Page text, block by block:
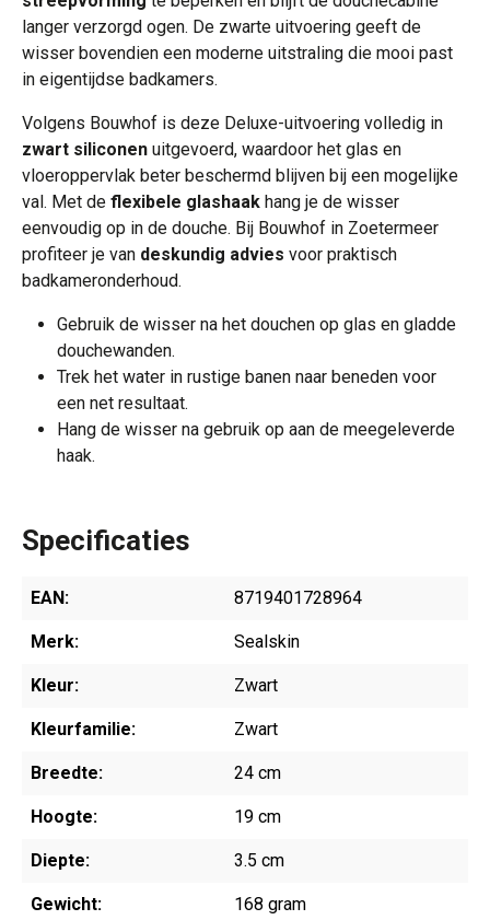
langer verzorgd ogen. De zwarte uitvoering geeft de
wisser bovendien een moderne uitstraling die mooi past
in eigentijdse badkamers.
Volgens Bouwhof is deze Deluxe-uitvoering volledig in
zwart siliconen uitgevoerd, waardoor het glas en
vloeroppervlak beter beschermd blijven bij een mogelijke
val. Met de flexibele glashaak hang je de wisser
eenvoudig op in de douche. Bij Bouwhof in Zoetermeer
profiteer je van deskundig advies voor praktisch
badkameronderhoud.
Gebruik de wisser na het douchen op glas en gladde
douchewanden.
Trek het water in rustige banen naar beneden voor
een net resultaat.
Hang de wisser na gebruik op aan de meegeleverde
haak.
Specificaties
EAN: 8719401728964
Merk: Sealskin
Kleur: Zwart
Kleurfamilie: Zwart
Breedte: 24 cm
Hoogte: 19 cm
Diepte: 3.5 cm
Gewicht: 168 gram